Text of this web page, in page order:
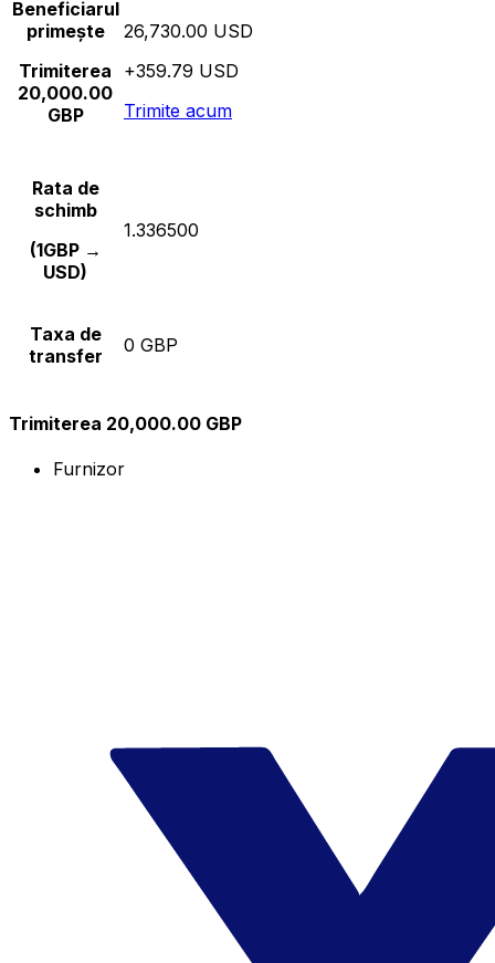
Beneficiarul
primește
Trimiterea
20,000.00
GBP
26,730.00 USD
+359.79 USD
Trimite acum
Rata de
schimb
(1GBP →
USD)
1.336500
Taxa de
transfer
0 GBP
Trimiterea 20,000.00 GBP
Furnizor